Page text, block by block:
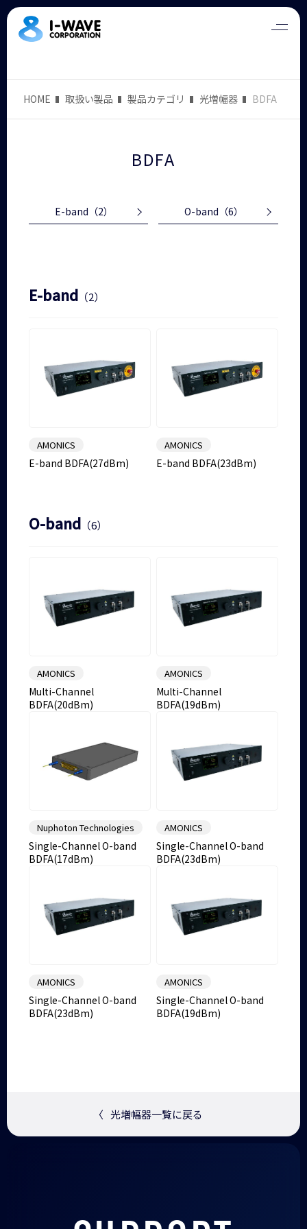
HOME 取扱い製品 製品カテゴリ 光増幅器 BDFA
BDFA
E-band （2） O-band （6）
E-band （2）
AMONICS
E-band BDFA(27dBm)
AMONICS
E-band BDFA(23dBm)
O-band （6）
AMONICS
Multi-Channel
BDFA(20dBm)
AMONICS
Multi-Channel
BDFA(19dBm)
Nuphoton Technologies
Single-Channel O-band
BDFA(17dBm)
AMONICS
Single-Channel O-band
BDFA(23dBm)
AMONICS
Single-Channel O-band
BDFA(23dBm)
AMONICS
Single-Channel O-band
BDFA(19dBm)
〈 光増幅器一覧に戻る